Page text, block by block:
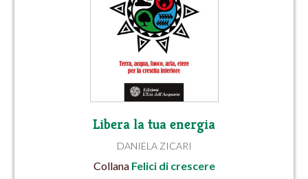
Libera la tua energia
DANIELA ZICARI
Collana Felici di crescere